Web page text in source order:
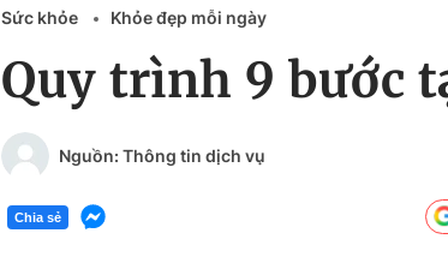
Sức khỏe Khỏe đẹp mỗi ngày
Quy trình 9 bước
Nguồn: Thông tin dịch vụ
Chia sẻ